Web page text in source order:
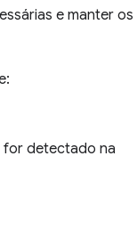
e manter os
for detectado na